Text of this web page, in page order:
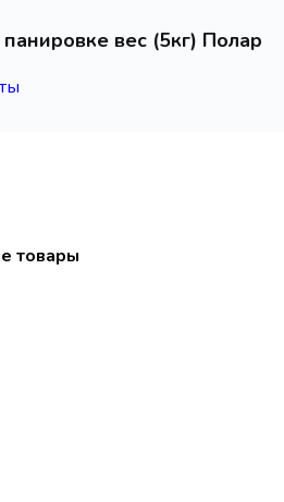
вес (5кг) Полар
товары